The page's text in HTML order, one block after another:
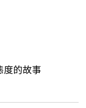
度的故事